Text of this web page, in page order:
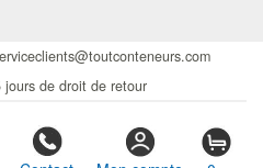
jours de droit de retour